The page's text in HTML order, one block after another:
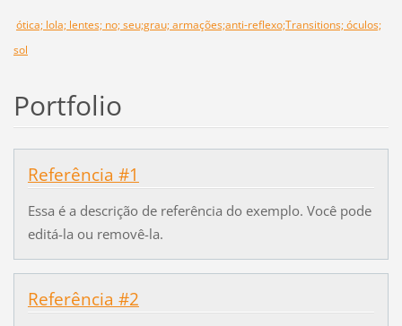
ótica; lola; lentes; no; seu;grau; armações;anti-reflexo;Transitions; óculos;
sol
Portfolio
Referência #1
Essa é a descrição de referência do exemplo. Você pode
editá-la ou removê-la.
Referência #2